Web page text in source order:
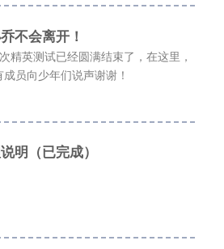
不会离开！
精英测试已经圆满结束了，在这里，
员向少年们说声谢谢！
明（已完成）